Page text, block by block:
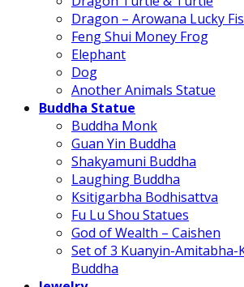
Dragon – Arowana Lucky
Feng Shui Money Frog
Elephant
Dog
Another Animals Statue
Buddha Statue
Buddha Monk
Guan Yin Buddha
Shakyamuni Buddha
Laughing Buddha
Ksitigarbha Bodhisattva
Fu Lu Shou Statues
God of Wealth – Caishen
Set of 3 Kuanyin-Amitabha-
Buddha